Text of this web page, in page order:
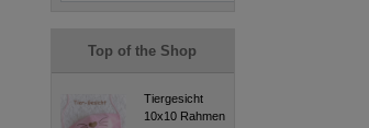
Top of the Shop
Tiergesicht
10x10 Rahmen